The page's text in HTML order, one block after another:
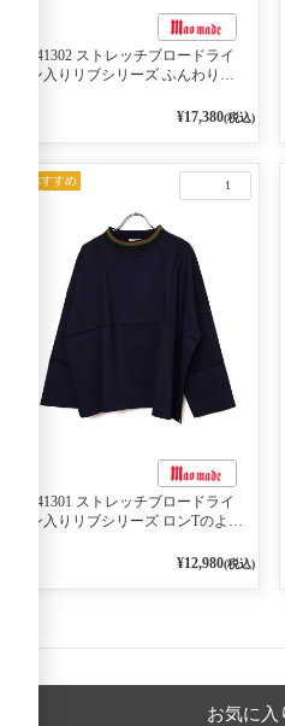
541302 ストレッチブロードライ
ン入りリブシリーズ ふんわりス
¥17,380(税込)
1
おすすめ
541301 ストレッチブロードライ
ン入りリブシリーズ ロンTのよう
プルオーバー 79ネイビー¥12,980(税込)
お気に入